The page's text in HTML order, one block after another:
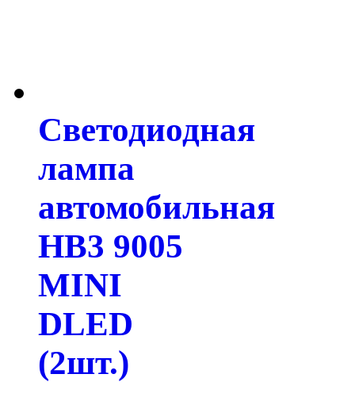
Светодиодная
лампа
автомобильная
HB3 9005
MINI
DLED
(2шт.)